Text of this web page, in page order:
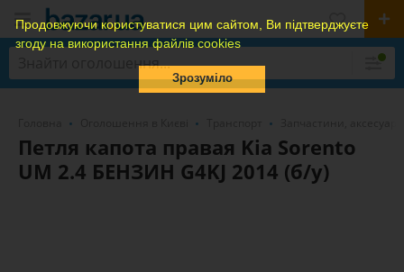
Продовжуючи користуватися цим сайтом, Ви підтверджуєте
згоду на використання файлів cookies
Зрозуміло
Петля капота правая Kia Sorento
UM 2.4 БЕНЗИН G4KJ 2014 (б/у)